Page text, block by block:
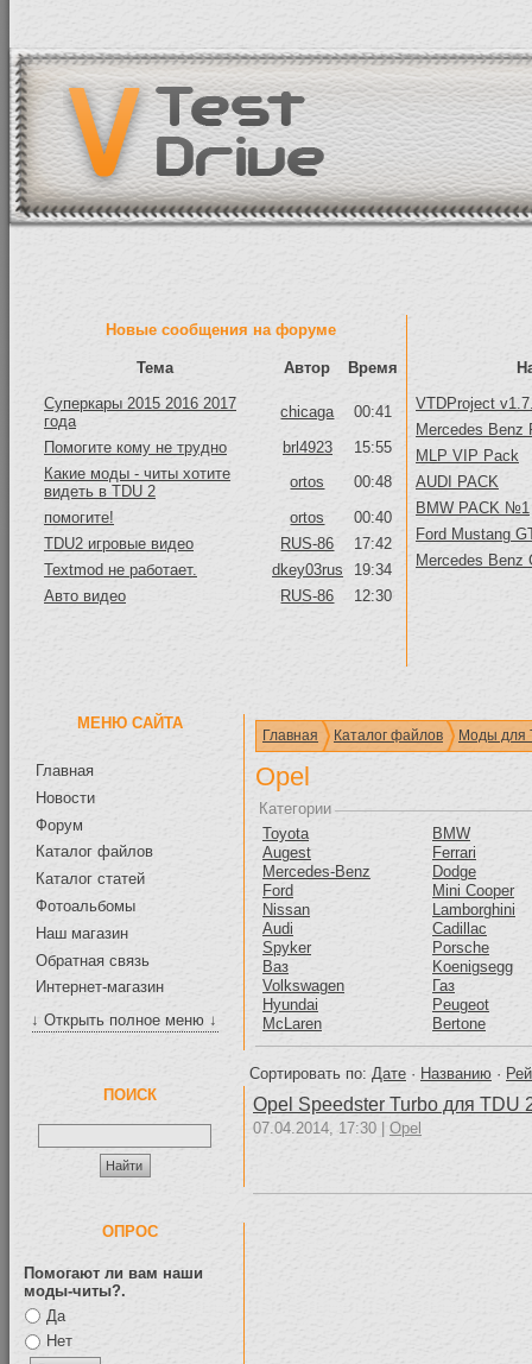
Новые сообщения на форуме
Тема Автор
Время
Суперкары 2015 2016 2017
года
chicaga
00:41
Помогите кому не трудно
brl4923
15:55
Какие моды - читы хотите
видеть в TDU 2
ortos
00:48
помогите!
ortos
00:40
TDU2 игровые видео
RUS-86
17:42
Textmod не работает.
dkey03rus
19:34
Авто видео
RUS-86 12:30
VTDProject
Mercedes Benz
MLP VIP Pack
AUDI PACK
BMW PACK №1
Ford Mustang
Mercedes Benz
МЕНЮ САЙТА
Главная
Новости
Форум
Каталог файлов
Каталог статей
Фотоальбомы
Наш магазин
Обратная связь
Интернет-магазин
↓ Открыть полное меню ↓
ПОИСК
ОПРОС
Помогают ли вам наши
моды-читы?.
Да
Нет
Главная Каталог файлов Моды для
Opel
Категории
Toyota
BMW
Augest
Ferrari
Mercedes-Benz
Dodge
Ford
Mini Cooper
Nissan
Lamborghini
Audi
Cadillac
Spyker
Porsche
Ваз
Koenigsegg
Volkswagen
Газ
Hyundai
Peugeot
McLaren
Bertone
Сортировать по: Дате · Названию ·
Opel Speedster Turbo для TDU
07.04.2014, 17:30 | Opel